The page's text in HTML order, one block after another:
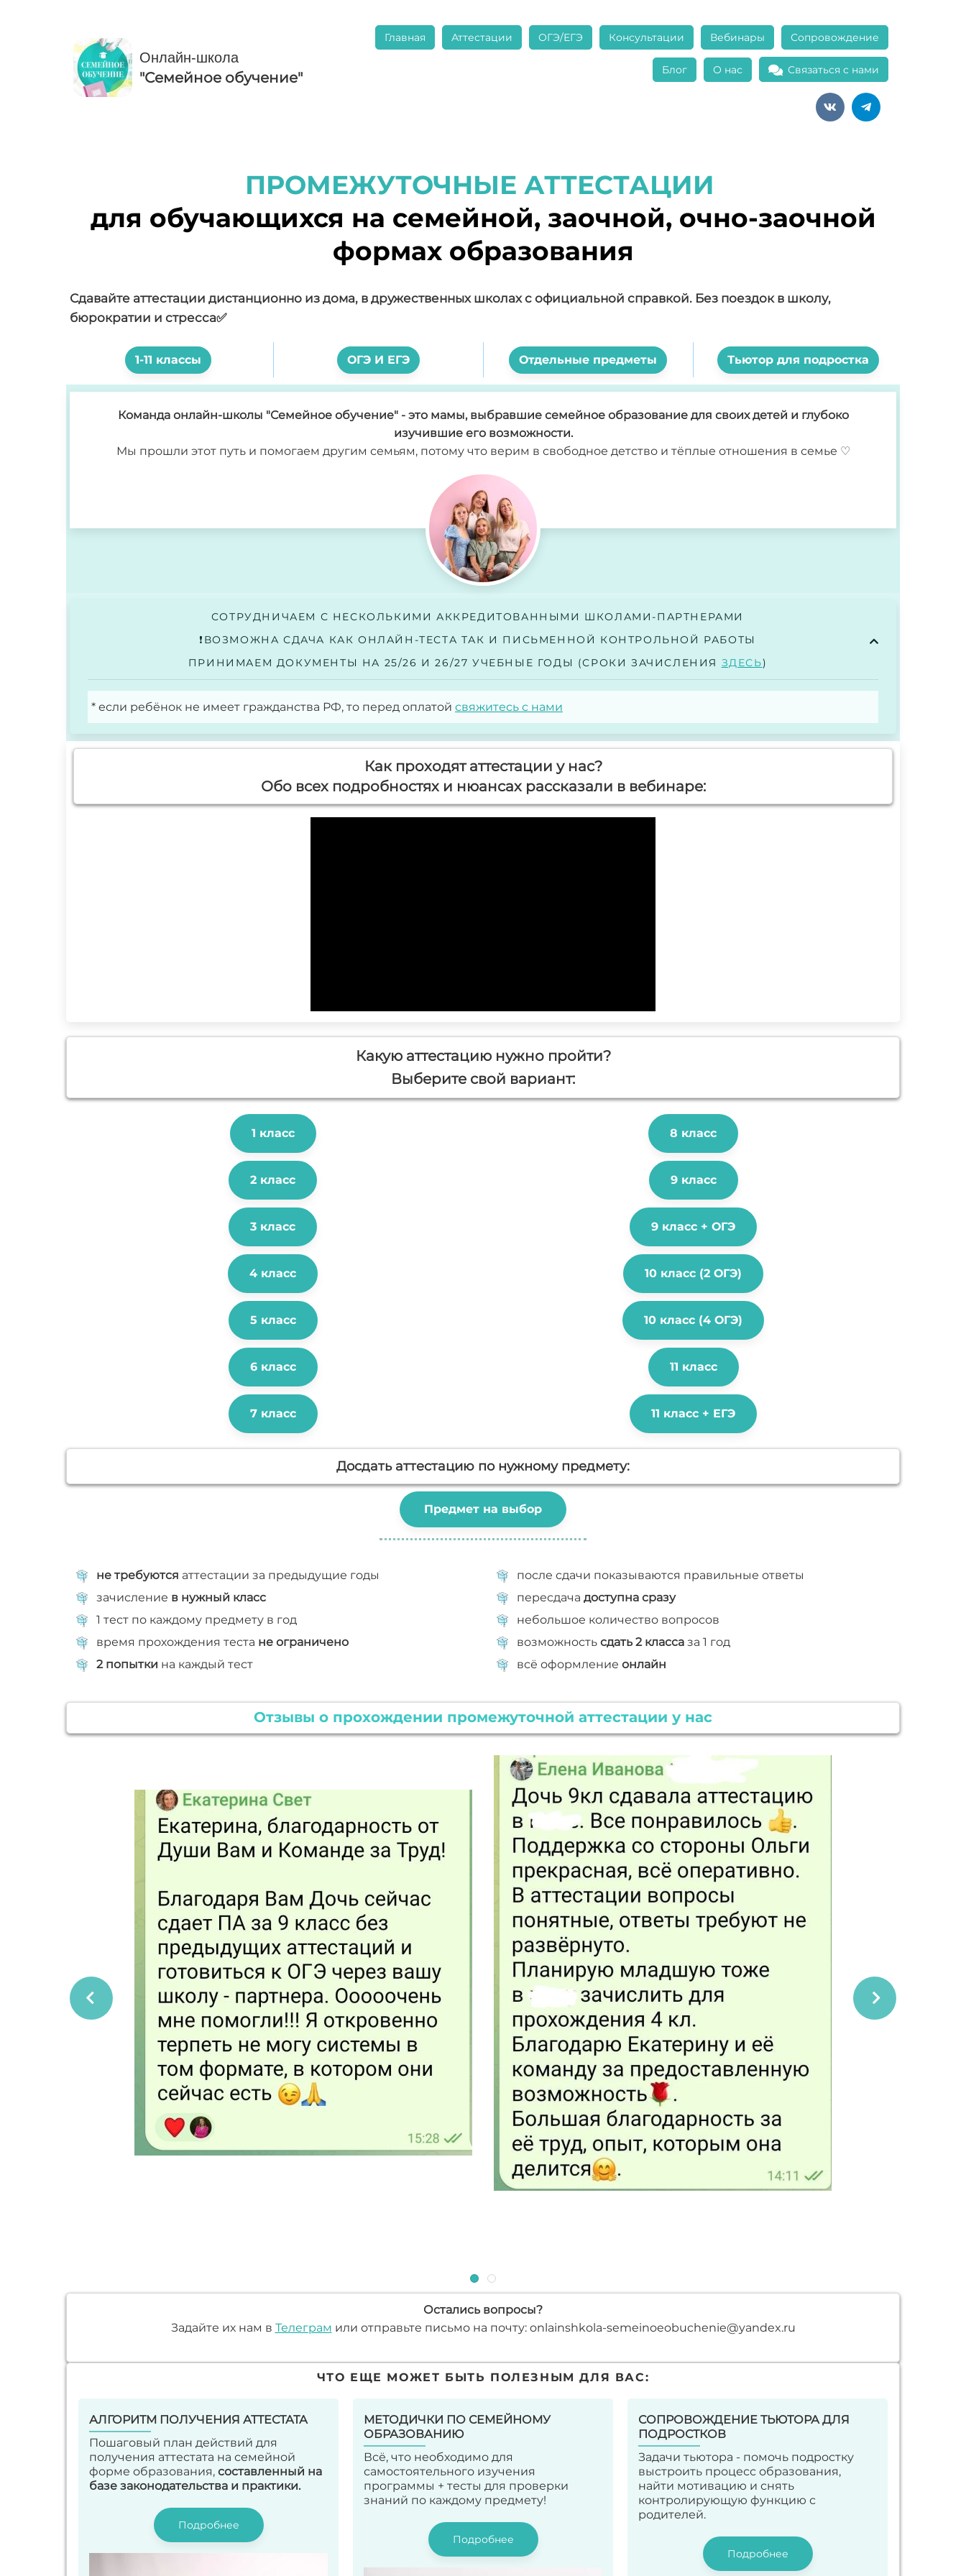
Онлайн-школа
"Семейное обучение"
Главная Аттестации ОГЭ/ЕГЭ Консультации Вебинары Сопровождение
Блог О нас Связаться с нами
ПРОМЕЖУТОЧНЫЕ АТТЕСТАЦИИ
для обучающихся на семейной, заочной, очно-заочной
формах образования
Сдавайте аттестации дистанционно из дома, в дружественных школах с официальной справкой. Без поездок в школу,
бюрократии и стресса✅
1-11 классы ОГЭ И ЕГЭ Отдельные предметы Тьютор для подростка
Команда онлайн-школы "Семейное обучение" - это мамы, выбравшие семейное образование для своих детей и глубоко
изучившие его возможности.
Мы прошли этот путь и помогаем другим семьям, потому что верим в свободное детство и тёплые отношения в семье ♡︎
СОТРУДНИЧАЕМ С НЕСКОЛЬКИМИ АККРЕДИТОВАННЫМИ ШКОЛАМИ-ПАРТНЕРАМИ
❗ВОЗМОЖНА СДАЧА КАК ОНЛАЙН-ТЕСТА ТАК И ПИСЬМЕННОЙ КОНТРОЛЬНОЙ РАБОТЫ
ПРИНИМАЕМ ДОКУМЕНТЫ НА 25/26 И 26/27 УЧЕБНЫЕ ГОДЫ (СРОКИ ЗАЧИСЛЕНИЯ ЗДЕСЬ)
* если ребёнок не имеет гражданства РФ, то перед оплатой свяжитесь с нами
Как проходят аттестации у нас?
Обо всех подробностях и нюансах рассказали в вебинаре:
Какую аттестацию нужно пройти?
Выберите свой вариант:
1 класс
2 класс
3 класс
4 класс
5 класс
6 класс
7 класс
8 класс
9 класс
9 класс + ОГЭ
10 класс (2 ОГЭ)
10 класс (4 ОГЭ)
11 класс
11 класс + ЕГЭ
Досдать аттестацию по нужному предмету:
Предмет на выбор
не требуются аттестации за предыдущие годы
зачисление в нужный класс
1 тест по каждому предмету в год
время прохождения теста не ограничено
2 попытки на каждый тест
после сдачи показываются правильные ответы
пересдача доступна сразу
небольшое количество вопросов
возможность сдать 2 класса за 1 год
всё оформление онлайн
Отзывы о прохождении промежуточной аттестации у нас
Остались вопросы?
Задайте их нам в Телеграм или отправьте письмо на почту: onlainshkola-semeinoeobuchenie@yandex.ru
ЧТО ЕЩЕ МОЖЕТ БЫТЬ ПОЛЕЗНЫМ ДЛЯ ВАС:
АЛГОРИТМ ПОЛУЧЕНИЯ АТТЕСТАТА
Пошаговый план действий для
получения аттестата на семейной
форме образования, составленный на
базе законодательства и практики.
Подробнее
МЕТОДИЧКИ ПО СЕМЕЙНОМУ
ОБРАЗОВАНИЮ
Всё, что необходимо для
самостоятельного изучения
программы + тесты для проверки
знаний по каждому предмету!
Подробнее
СОПРОВОЖДЕНИЕ ТЬЮТОРА ДЛЯ
ПОДРОСТКОВ
Задачи тьютора - помочь подростку
выстроить процесс образования,
найти мотивацию и снять
контролирующую функцию с
родителей.
Подробнее